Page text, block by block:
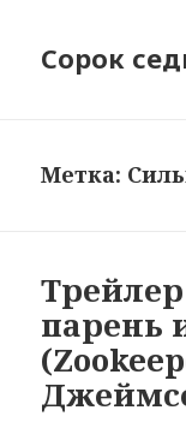
Сорок
Метка:
парень